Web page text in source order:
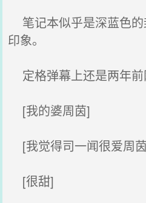
笔记本似乎是深蓝色
印象。
定格弹幕上还是两年前
[我的婆周茵]
[我觉得司一闻很爱周
[很甜]